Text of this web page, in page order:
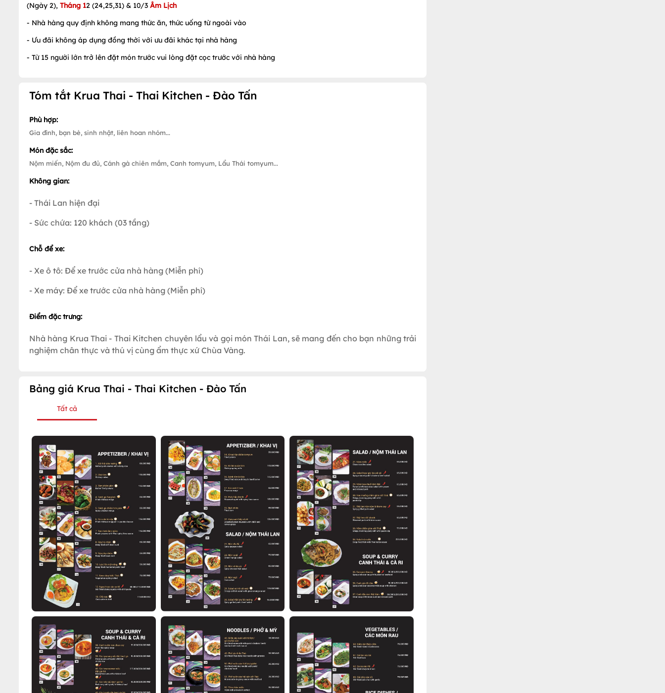
(Ngày 2), Tháng 12 (24,25,31) & 10/3 Âm Lịch
- Nhà hàng quy định không mang thức ăn, thức uống từ ngoài vào
- Ưu đãi không áp dụng đồng thời với ưu đãi khác tại nhà hàng
- Từ 15 người lớn trở lên đặt món trước vui lòng đặt cọc trước với nhà hàng
Tóm tắt Krua Thai - Thai Kitchen - Đào Tấn
Phù hợp:
Gia đình, bạn bè, sinh nhật, liên hoan nhóm...
Món đặc sắc:
Nộm miến, Nộm đu đủ, Cánh gà chiên mắm, Canh tomyum, Lẩu Thái tomyum...
Không gian:
- Thái Lan hiện đại
- Sức chứa: 120 khách (03 tầng)
Chỗ để xe:
- Xe ô tô: Để xe trước cửa nhà hàng (Miễn phí)
- Xe máy: Để xe trước cửa nhà hàng (Miễn phí)
Điểm đặc trưng:
Nhà hàng Krua Thai - Thai Kitchen chuyên lẩu và gọi món Thái Lan, sẽ mang đến cho bạn những trải
nghiệm chân thực và thú vị cùng ẩm thực xứ Chùa Vàng.
Bảng giá Krua Thai - Thai Kitchen - Đào Tấn
Tất cả